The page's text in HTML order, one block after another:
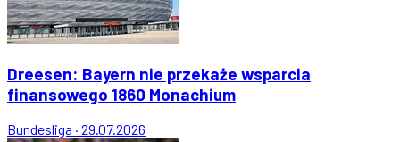
Dreesen: Bayern nie przekaże wsparcia
finansowego 1860 Monachium
Bundesliga · 29.07.2026